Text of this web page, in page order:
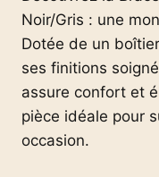
Noir/Gris : une
Dotée de un
ses finitions
assure confort et
pièce idéale pour
occasion.